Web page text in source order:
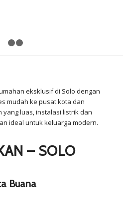
eksklusif di Solo dengan
mudah ke pusat kota dan
luas, instalasi listrik dan
ideal untuk keluarga modern.
– SOLO
Buana